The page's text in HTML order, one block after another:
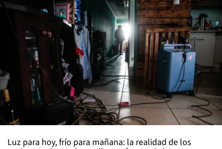
Luz para hoy, frío para mañana: la realidad de los